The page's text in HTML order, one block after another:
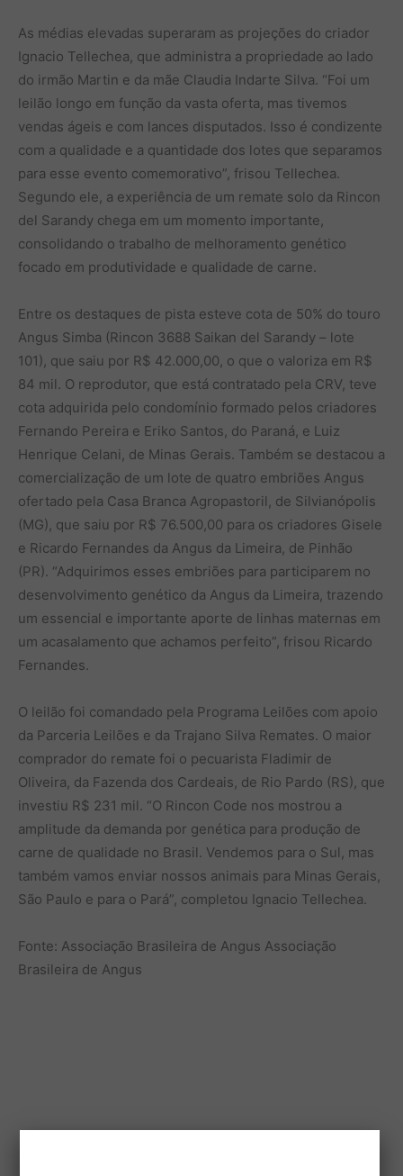
As médias elevadas superaram as projeções do criador
Ignacio Tellechea, que administra a propriedade ao lado
do irmão Martin e da mãe Claudia Indarte Silva. “Foi um
leilão longo em função da vasta oferta, mas tivemos
vendas ágeis e com lances disputados. Isso é condizente
com a qualidade e a quantidade dos lotes que separamos
para esse evento comemorativo”, frisou Tellechea.
Segundo ele, a experiência de um remate solo da Rincon
del Sarandy chega em um momento importante,
consolidando o trabalho de melhoramento genético
focado em produtividade e qualidade de carne.
Entre os destaques de pista esteve cota de 50% do touro
Angus Simba (Rincon 3688 Saikan del Sarandy – lote
101), que saiu por R$ 42.000,00, o que o valoriza em R$
84 mil. O reprodutor, que está contratado pela CRV, teve
cota adquirida pelo condomínio formado pelos criadores
Fernando Pereira e Eriko Santos, do Paraná, e Luiz
Henrique Celani, de Minas Gerais. Também se destacou a
comercialização de um lote de quatro embriões Angus
ofertado pela Casa Branca Agropastoril, de Silvianópolis
(MG), que saiu por R$ 76.500,00 para os criadores Gisele
e Ricardo Fernandes da Angus da Limeira, de Pinhão
(PR). “Adquirimos esses embriões para participarem no
desenvolvimento genético da Angus da Limeira, trazendo
um essencial e importante aporte de linhas maternas em
um acasalamento que achamos perfeito”, frisou Ricardo
Fernandes.
O leilão foi comandado pela Programa Leilões com apoio
da Parceria Leilões e da Trajano Silva Remates. O maior
comprador do remate foi o pecuarista Fladimir de
Oliveira, da Fazenda dos Cardeais, de Rio Pardo (RS), que
investiu R$ 231 mil. “O Rincon Code nos mostrou a
amplitude da demanda por genética para produção de
carne de qualidade no Brasil. Vendemos para o Sul, mas
também vamos enviar nossos animais para Minas Gerais,
São Paulo e para o Pará”, completou Ignacio Tellechea.
Fonte: Associação Brasileira de Angus Associação
Brasileira de Angus